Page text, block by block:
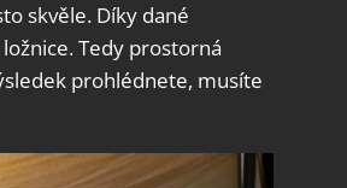
skvěle. Díky dané
Tedy prostorná
prohlédnete, musíte